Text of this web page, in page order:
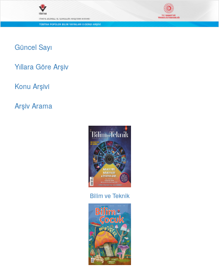
Güncel Sayı
Yıllara Göre Arşiv
Konu Arşivi
Arşiv Arama
Bilim ve Teknik